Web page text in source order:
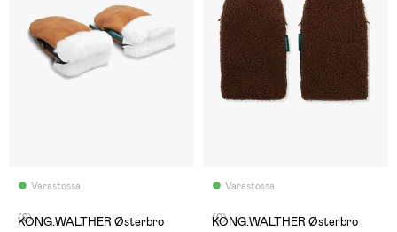
Varastossa
(2)
KONG.WALTHER Østerbro
Varastossa
(0)
KONG.WALTHER Østerbro